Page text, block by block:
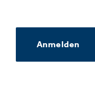
Anmelden